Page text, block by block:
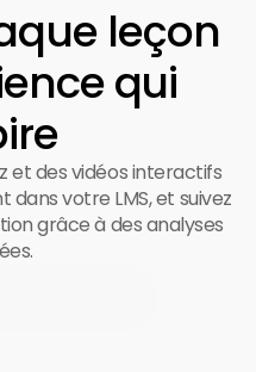
leçon
qui
et des vidéos interactifs
votre LMS, et suivez
grâce à des analyses